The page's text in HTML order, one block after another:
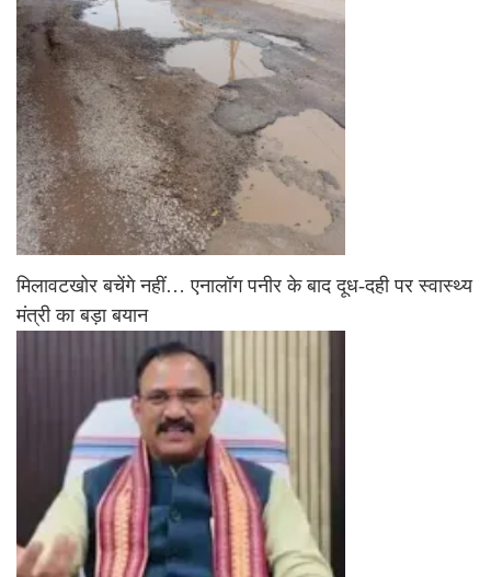
मिलावटखोर बचेंगे नहीं… एनालॉग पनीर के बाद दूध-दही पर स्वास्थ्य
मंत्री का बड़ा बयान